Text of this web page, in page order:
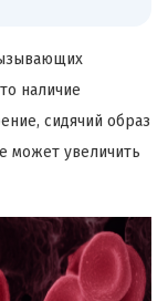
наличие
сидячий образ
может увеличить